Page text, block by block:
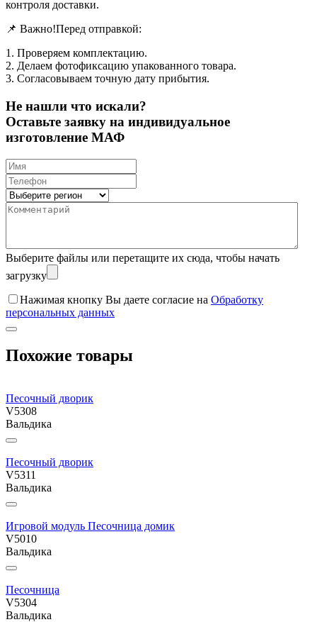
контроля доставки.
📌 Важно!Перед отправкой:
1. Проверяем комплектацию.
2. Делаем фотофиксацию упакованного товара.
3. Согласовываем точную дату прибытия.
Не нашли что искали?
Оставьте заявку на индивидуальное
изготовление МАФ
Выберите файлы или перетащите их сюда, чтобы начать
загрузку
Нажимая кнопку Вы даете согласие на Обработку
персональных данных
Похожие товары
Песочный дворик
V5308
Вальдика
Песочный дворик
V5311
Вальдика
Игровой модуль Песочница домик
V5010
Вальдика
Песочница
V5304
Вальдика